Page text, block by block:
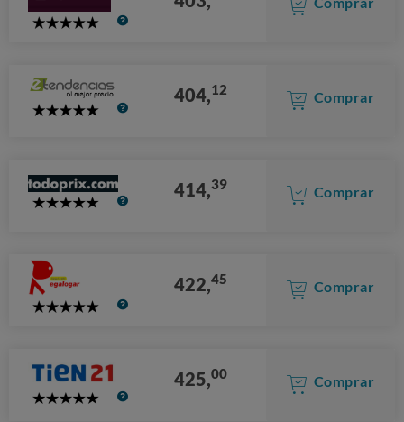
5
5
404,12 Comprar
5
414,39 Comprar
5
422,45 Comprar
5
425,00 Comprar